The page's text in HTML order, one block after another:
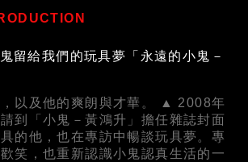
留給我們的玩具夢「永遠的小鬼－
以及他的爽朗與才華。 ▲ 2008年
到「小鬼－黃鴻升」擔任雜誌封面
的他，也在專訪中暢談玩具夢。專
笑，也重新認識小鬼認真生活的一